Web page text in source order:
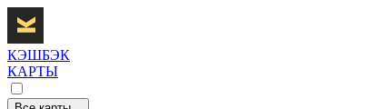
КЭШБЭК
КАРТЫ